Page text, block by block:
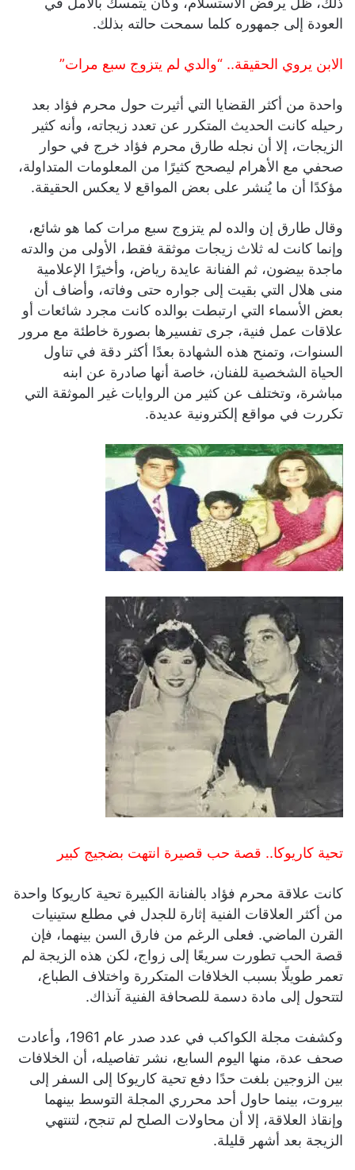
العودة إلى جمهوره كلما سمحت حالته بذلك.
الابن يروي الحقيقة.. “والدي لم يتزوج سبع مرات”
واحدة من أكثر القضايا التي أثيرت حول محرم فؤاد بعد
رحيله كانت الحديث المتكرر عن تعدد زيجاته، وأنه كثير
الزيجات، إلا أن نجله طارق محرم فؤاد خرج في حوار
صحفي مع الأهرام ليصحح كثيرًا من المعلومات المتداولة،
مؤكدًا أن ما يُنشر على بعض المواقع لا يعكس الحقيقة.
وقال طارق إن والده لم يتزوج سبع مرات كما هو شائع،
وإنما كانت له ثلاث زيجات موثقة فقط، الأولى من والدته
ماجدة بيضون، ثم الفنانة عايدة رياض، وأخيرًا الإعلامية
منى هلال التي بقيت إلى جواره حتى وفاته، وأضاف أن
بعض الأسماء التي ارتبطت بوالده كانت مجرد شائعات أو
علاقات عمل فنية، جرى تفسيرها بصورة خاطئة مع مرور
السنوات، وتمنح هذه الشهادة بعدًا أكثر دقة في تناول
الحياة الشخصية للفنان، خاصة أنها صادرة عن ابنه
مباشرة، وتختلف عن كثير من الروايات غير الموثقة التي
تكررت في مواقع إلكترونية عديدة.
تحية كاريوكا.. قصة حب قصيرة انتهت بضجيج كبير
كانت علاقة محرم فؤاد بالفنانة الكبيرة تحية كاريوكا واحدة
من أكثر العلاقات الفنية إثارة للجدل في مطلع ستينيات
القرن الماضي. فعلى الرغم من فارق السن بينهما، فإن
قصة الحب تطورت سريعًا إلى زواج، لكن هذه الزيجة لم
تعمر طويلًا بسبب الخلافات المتكررة واختلاف الطباع،
لتتحول إلى مادة دسمة للصحافة الفنية آنذاك.
وكشفت مجلة الكواكب في عدد صدر عام 1961، وأعادت
صحف عدة، منها اليوم السابع، نشر تفاصيله، أن الخلافات
بين الزوجين بلغت حدًا دفع تحية كاريوكا إلى السفر إلى
بيروت، بينما حاول أحد محرري المجلة التوسط بينهما
وإنقاذ العلاقة، إلا أن محاولات الصلح لم تنجح، لتنتهي
الزيجة بعد أشهر قليلة.